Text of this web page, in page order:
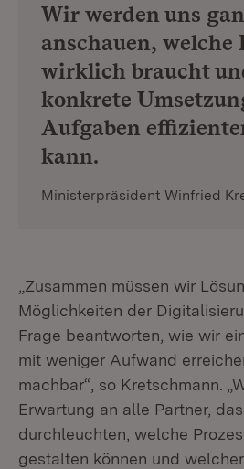
Wir werden uns
anschauen, welche
wirklich braucht
konkrete
Aufgaben
kann.
Ministerpräsident Winfried
„Zusammen müssen wir
Möglichkeiten der
Frage beantworten, wie wir
mit weniger Aufwand
machbar“, so Kretschmann.
Erwartung an alle Partner,
durchleuchten, welche
gestalten können und